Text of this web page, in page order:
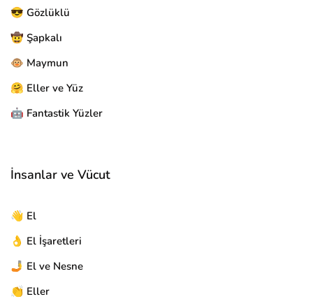
😎 Gözlüklü
🤠 Şapkalı
🐵 Maymun
🤗 Eller ve Yüz
🤖 Fantastik Yüzler
İnsanlar ve Vücut
👋 El
👌 El İşaretleri
🤳 El ve Nesne
👏 Eller